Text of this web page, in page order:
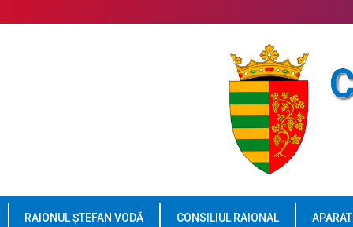
RAIONUL ȘTEFAN VODĂ CONSILIUL RAIONAL